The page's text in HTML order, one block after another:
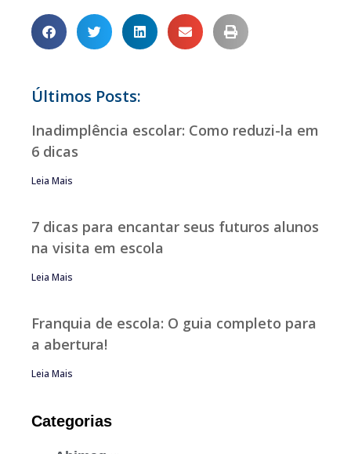
Últimos Posts:
Inadimplência escolar: Como reduzi-la em
6 dicas
Leia Mais
7 dicas para encantar seus futuros alunos
na visita em escola
Leia Mais
Franquia de escola: O guia completo para
a abertura!
Leia Mais
Categorias